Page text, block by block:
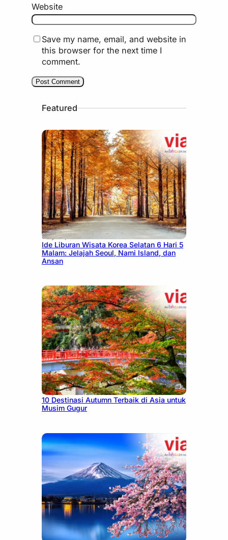
Website
Save my name, email, and website in
this browser for the next time I
comment.
Featured
July 15, 2026
Ide Liburan Wisata Korea Selatan 6 Hari 5
Malam: Jelajah Seoul, Nami Island, dan
Ansan
July 9, 2026
10 Destinasi Autumn Terbaik di Asia untuk
Musim Gugur